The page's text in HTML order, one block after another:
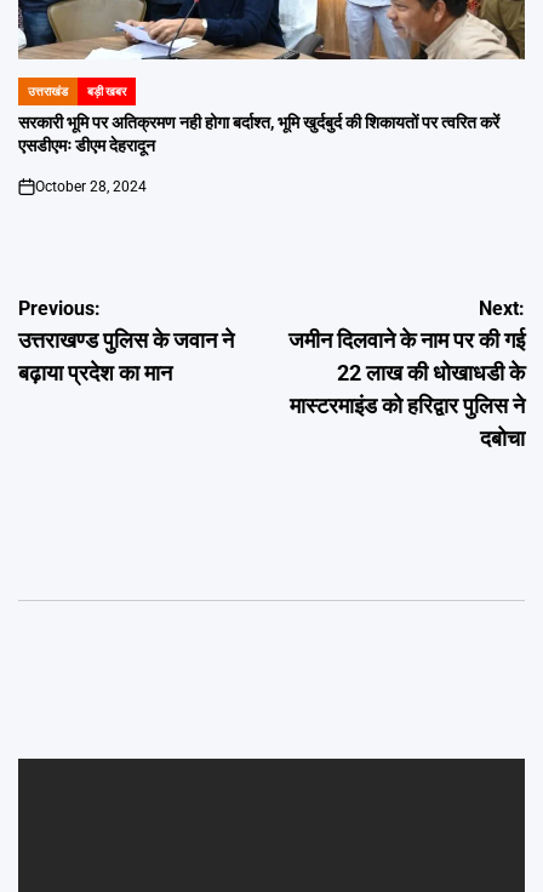
POSTED
IN
उत्तराखंड बड़ी खबर
सरकारी भूमि पर अतिक्रमण नही होगा बर्दाश्त, भूमि खुर्दबुर्द की शिकायतों पर त्वरित करें
एसडीएमः डीएम देहरादून
on
October 28, 2024
Post
navigation
Previous:
उत्तराखण्ड पुलिस के जवान ने
बढ़ाया प्रदेश का मान
Next:
जमीन दिलवाने के नाम पर की गई
22 लाख की धोखाधडी के
मास्टरमाइंड को हरिद्वार पुलिस ने
दबोचा